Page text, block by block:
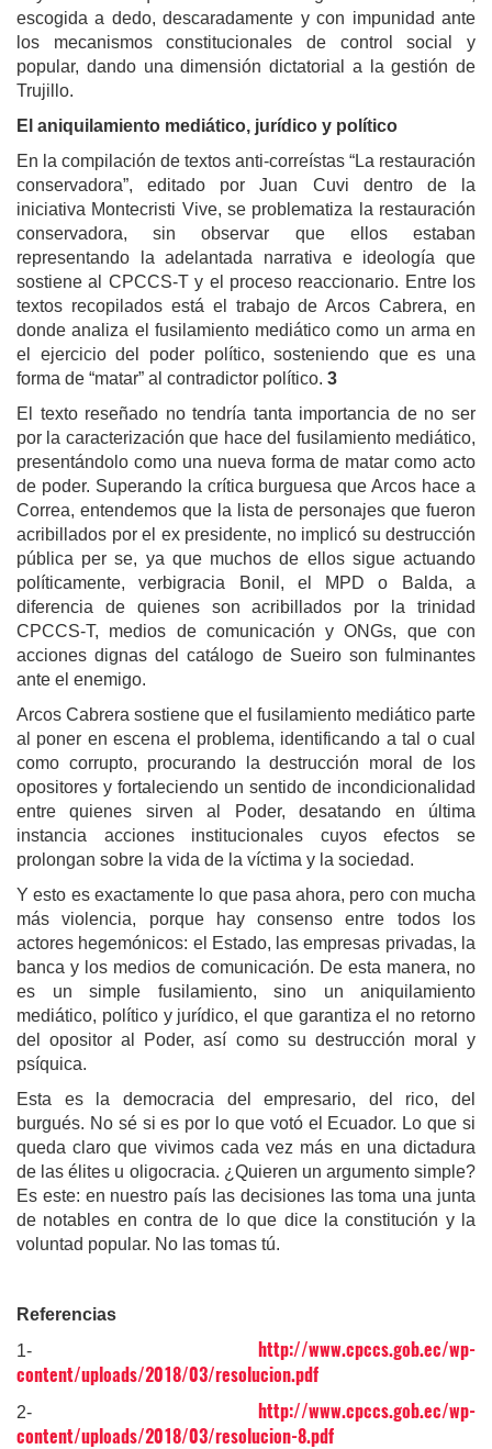
escogida a dedo, descaradamente y con impunidad ante
los mecanismos constitucionales de control social y
popular, dando una dimensión dictatorial a la gestión de
Trujillo.
El aniquilamiento mediático, jurídico y político
En la compilación de textos anti-correístas “La restauración
conservadora”, editado por Juan Cuvi dentro de la
iniciativa Montecristi Vive, se problematiza la restauración
conservadora, sin observar que ellos estaban
representando la adelantada narrativa e ideología que
sostiene al CPCCS-T y el proceso reaccionario. Entre los
textos recopilados está el trabajo de Arcos Cabrera, en
donde analiza el fusilamiento mediático como un arma en
el ejercicio del poder político, sosteniendo que es una
forma de “matar” al contradictor político. 3
El texto reseñado no tendría tanta importancia de no ser
por la caracterización que hace del fusilamiento mediático,
presentándolo como una nueva forma de matar como acto
de poder. Superando la crítica burguesa que Arcos hace a
Correa, entendemos que la lista de personajes que fueron
acribillados por el ex presidente, no implicó su destrucción
pública per se, ya que muchos de ellos sigue actuando
políticamente, verbigracia Bonil, el MPD o Balda, a
diferencia de quienes son acribillados por la trinidad
CPCCS-T, medios de comunicación y ONGs, que con
acciones dignas del catálogo de Sueiro son fulminantes
ante el enemigo.
Arcos Cabrera sostiene que el fusilamiento mediático parte
al poner en escena el problema, identificando a tal o cual
como corrupto, procurando la destrucción moral de los
opositores y fortaleciendo un sentido de incondicionalidad
entre quienes sirven al Poder, desatando en última
instancia acciones institucionales cuyos efectos se
prolongan sobre la vida de la víctima y la sociedad.
Y esto es exactamente lo que pasa ahora, pero con mucha
más violencia, porque hay consenso entre todos los
actores hegemónicos: el Estado, las empresas privadas, la
banca y los medios de comunicación. De esta manera, no
es un simple fusilamiento, sino un aniquilamiento
mediático, político y jurídico, el que garantiza el no retorno
del opositor al Poder, así como su destrucción moral y
psíquica.
Esta es la democracia del empresario, del rico, del
burgués. No sé si es por lo que votó el Ecuador. Lo que si
queda claro que vivimos cada vez más en una dictadura
de las élites u oligocracia. ¿Quieren un argumento simple?
Es este: en nuestro país las decisiones las toma una junta
de notables en contra de lo que dice la constitución y la
voluntad popular. No las tomas tú.
Referencias
1-
http://www.cpccs.gob.ec/wp-
content/uploads/2018/03/resolucion.pdf
2-
http://www.cpccs.gob.ec/wp-
content/uploads/2018/03/resolucion-8.pdf